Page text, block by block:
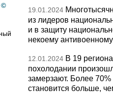
©
19.01.2024
из лидеров
и в защиту
некоему
12.01.2024 В 19
похолодании
замерзают. Более
становится больше,